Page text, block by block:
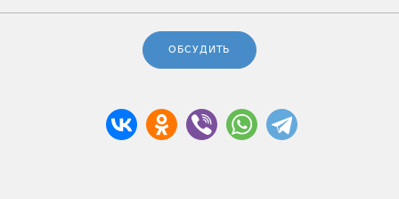
ОБСУДИТЬ